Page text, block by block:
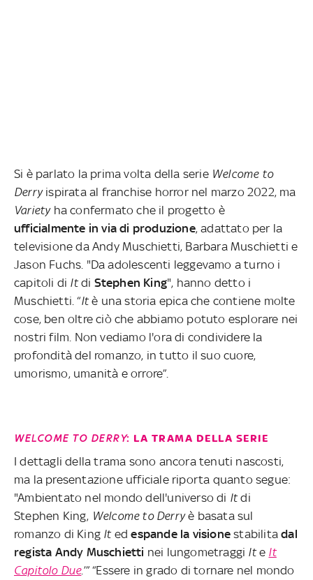
Si è parlato la prima volta della serie Welcome to
Derryispirata al franchise horror nel marzo 2022, ma
Varietyha confermato che il progetto è
ufficialmente in via di produzione, adattato per la
televisione da Andy Muschietti, Barbara Muschietti e
Jason Fuchs. "Da adolescenti leggevamo a turno i
capitoli di Itdi Stephen King", hanno detto i
Muschietti. “Itè una storia epica che contiene molte
cose, ben oltre ciò che abbiamo potuto esplorare nei
nostri film. Non vediamo l'ora di condividere la
profondità del romanzo, in tutto il suo cuore,
umorismo, umanità e orrore”.
WELCOME TO DERRY: LA TRAMA DELLA SERIE
I dettagli della trama sono ancora tenuti nascosti,
ma la presentazione ufficiale riporta quanto segue:
"Ambientato nel mondo dell'universo di Itdi
Stephen King, Welcome to Derryè basata sul
romanzo di King It edespande la visione stabilitadal
regista Andy Muschietti nei lungometraggi Ite It
Capitolo Due.’” “Essere in grado di tornare nel mondo